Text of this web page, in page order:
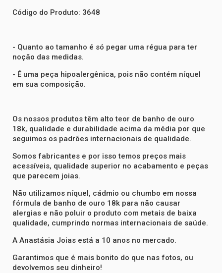
Código do Produto: 3648
- Quanto ao tamanho é só pegar uma régua para ter
noção das medidas.
- É uma peça hipoalergênica, pois não contém níquel
em sua composição.
Os nossos produtos têm alto teor de banho de ouro
18k, qualidade e durabilidade acima da média por que
seguimos os padrões internacionais de qualidade.
Somos fabricantes e por isso temos preços mais
acessíveis, qualidade superior no acabamento e peças
que parecem joias.
Não utilizamos níquel, cádmio ou chumbo em nossa
fórmula de banho de ouro 18k para não causar
alergias e não poluir o produto com metais de baixa
qualidade, cumprindo normas internacionais de saúde.
A Anastásia Joias está a 10 anos no mercado.
Garantimos que é mais bonito do que nas fotos, ou
devolvemos seu dinheiro!